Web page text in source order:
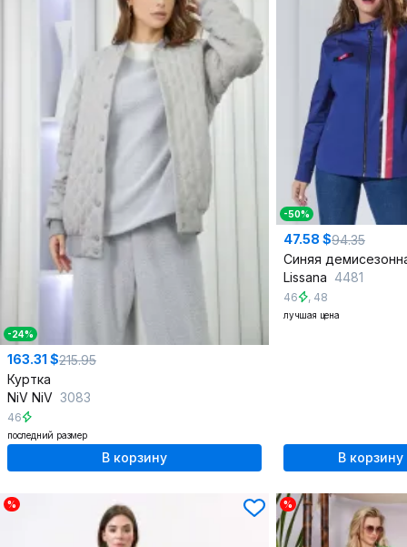
-24%
163.31 $215.95
Куртка
NiV NiV 3083
46
последний размер
В корзину
-50%
47.58 $94.35
Lissana 4481
46 , 48
лучшая цена
В корзину
% %